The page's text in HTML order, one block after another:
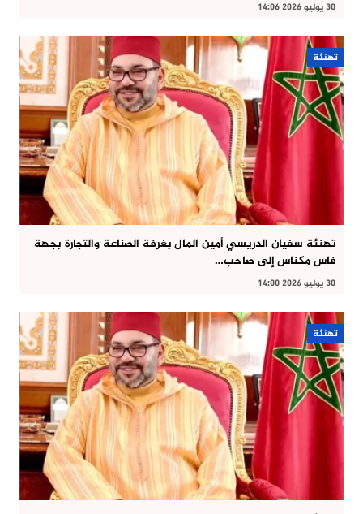
30 يوليو 2026 14:06
تهنئة
تهنئة سفيان الدريسي أمين المال بغرفة الصناعة والتجارة بجهة
فاس مكناس إلى صاحب…
30 يوليو 2026 14:00
تهنئة